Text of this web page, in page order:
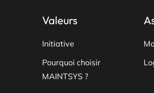
Valeurs
Initiative
Pourquoi choisir
MAINTSYS ?